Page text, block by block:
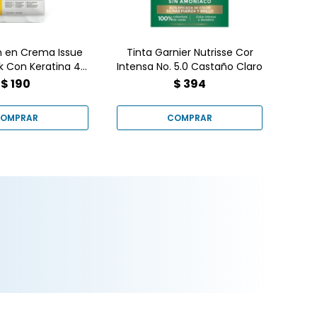
en Crema Issue
Con Keratina 4
Castaño
$190
Tinta Garnier Nutrisse Cor
Intensa No. 5.0 Castaño Claro
$ 394